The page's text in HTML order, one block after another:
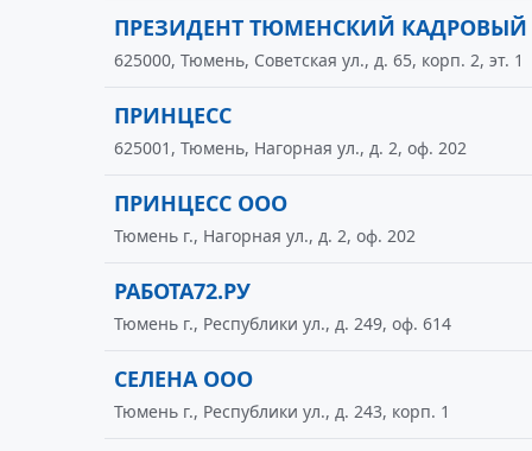
ПРЕЗИДЕНТ ТЮМЕНСКИЙ КАДРОВЫЙ
625000, Тюмень, Советская ул., д. 65, корп. 2, эт. 1
ПРИНЦЕСС
625001, Тюмень, Нагорная ул., д. 2, оф. 202
ПРИНЦЕСС ООО
Тюмень г., Нагорная ул., д. 2, оф. 202
РАБОТА72.РУ
Тюмень г., Республики ул., д. 249, оф. 614
СЕЛЕНА ООО
Тюмень г., Республики ул., д. 243, корп. 1